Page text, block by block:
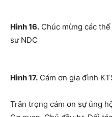
Hình 16. Chúc mừng các
sư NDC
Hình 17. Cám ơn gia đình
Trân trọng cám ơn sự ủng